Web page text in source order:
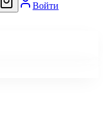
Войти